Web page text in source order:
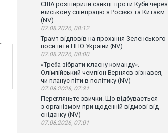
.
США розширили санкції проти Куби через
військову співпрацю з Росією та Китаєм
(NV)
07.08.2026, 08:12
Трамп відповів на прохання Зеленського
посилити ППО України (NV)
07.08.2026, 08:00
«Треба зібрати класну команду».
Олімпійський чемпіон Верняєв зізнався,
чи планує піти в політику (NV)
07.08.2026, 07:31
Перегляньте звички. Що відбувається
з організмом при щоденній відмові від
сніданку (NV)
07.08.2026, 07:01